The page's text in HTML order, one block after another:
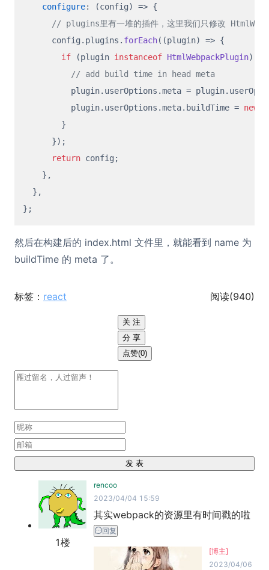
configure: (config) => {
// plugins里有一堆的插件，这里我们只修改
      config.
plugins . forEach( (plugin) => {
if (plugin instanceof HtmlWebpackPlugin) {
// add build time in head meta
          plugin.
userOptions .meta = plugin.
          plugin.
userOptions .meta. buildTime = new
        }
      });
return config;
    },
  },
然后在构建后的 index.html 文件里，就能看到 name 为
buildTime 的 meta 了。
标签： react 阅读(940)
关 注
分 享
点赞(0)
发 表
1楼
rencoo
2023/04/04 15:59
其实webpack的资源里有时间戳的啦
回复
[博主]
2023/04/06